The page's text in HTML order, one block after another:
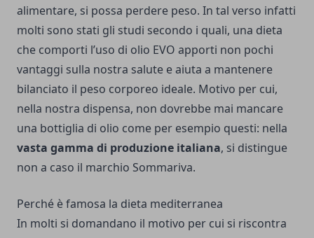
alimentare, si possa perdere peso. In tal verso infatti
molti sono stati gli studi secondo i quali, una dieta
che comporti l’uso di olio EVO apporti non pochi
vantaggi sulla nostra salute e aiuta a mantenere
bilanciato il peso corporeo ideale. Motivo per cui,
nella nostra dispensa, non dovrebbe mai mancare
una bottiglia di olio come per esempio questi: nella
vasta gamma di produzione italiana, si distingue
non a caso il marchio Sommariva.
Perché è famosa la dieta mediterranea
In molti si domandano il motivo per cui si riscontra